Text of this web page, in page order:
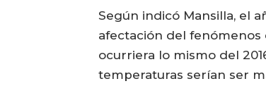
Según indicó Mansilla, el
afectación del fenómenos
ocurriera lo mismo del
temperaturas serían ser